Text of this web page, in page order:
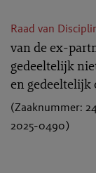
Raad van
van de ex-
gedeeltelijk
en gedeeltelijk
(Zaaknummer:
2025-0490)